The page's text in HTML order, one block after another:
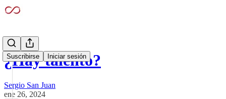
Suscribirse Iniciar sesión
¿Hay talento?
Sergio San Juan
ene 26, 2024